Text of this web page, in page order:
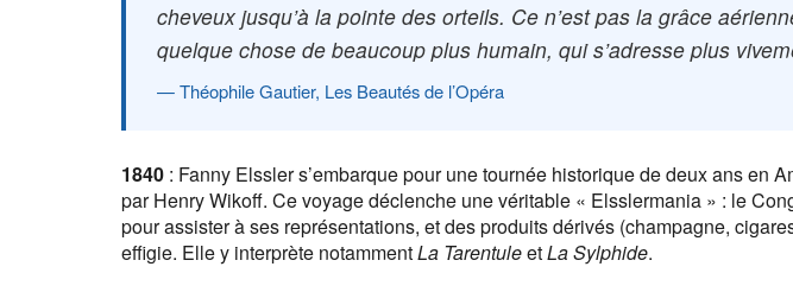
cheveux jusqu’à la pointe des orteils. Ce n’est pas la grâce
quelque chose de beaucoup plus humain, qui s’adresse plus
Théophile Gautier, Les Beautés de l’Opéra
1840 : Fanny Elssler s’embarque pour une tournée historique de deux ans en
par Henry Wikoff. Ce voyage déclenche une véritable « Elsslermania » : le
pour assister à ses représentations, et des produits dérivés (champagne,
effigie. Elle y interprète notammentLa TarentuleetLa Sylphide.